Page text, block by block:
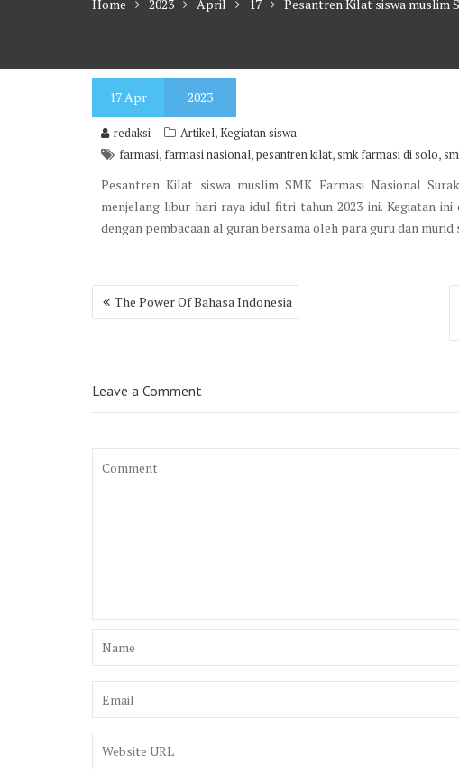
Home 2023 April 17 Pesantren Kilat siswa muslim
17Apr 2023
redaksi Artikel,Kegiatan siswa
farmasi, farmasi nasional,pesantren kilat,smk farmasi di solo,
Pesantren Kilat siswa muslim SMK Farmasi Nasional
menjelang libur hari raya idul fitri tahun 2023 ini. Kegiatan
dengan pembacaan al guran bersama oleh para guru dan murid
Post
navigation
The Power Of Bahasa Indonesia
Leave a Comment